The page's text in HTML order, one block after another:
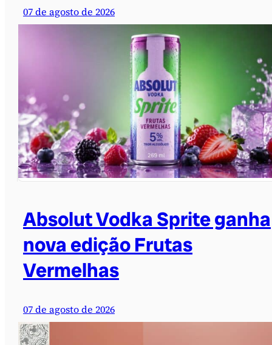
07 de agosto de 2026
Absolut Vodka Sprite ganha
nova edição Frutas
Vermelhas
07 de agosto de 2026